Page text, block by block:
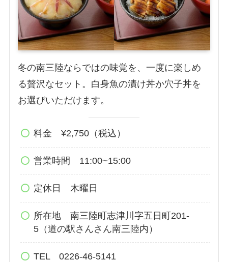
冬の南三陸ならではの味覚を、一度に楽しめ
る贅沢なセット。白身魚の漬け丼か穴子丼を
お選びいただけます。
料金 ¥2,750（税込）
営業時間 11:00~15:00
定休日 木曜日
所在地 南三陸町志津川字五日町201-
5（道の駅さんさん南三陸内）
TEL 0226-46-5141